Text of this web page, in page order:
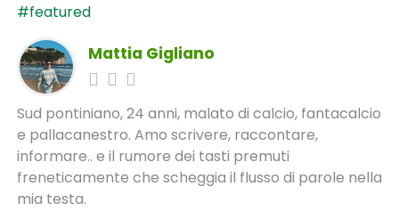
#featured
Mattia Gigliano
Sud pontiniano, 24 anni, malato di calcio, fantacalcio
e pallacanestro. Amo scrivere, raccontare,
informare.. e il rumore dei tasti premuti
freneticamente che scheggia il flusso di parole nella
mia testa.